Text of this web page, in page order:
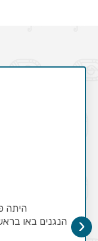
היתה
הנגנים באו
‹